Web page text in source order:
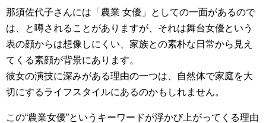
那須佐代子さんには「農業 女優」としての一面があるので
は、と噂されることがありますが、それは舞台女優という
表の顔からは想像しにくい、家族との素朴な日常から見え
てくる素顔が背景にあります。
彼女の演技に深みがある理由の一つは、自然体で家庭を大
切にするライフスタイルにあるのかもしれません。
この“農業女優”というキーワードが浮かび上がってくる理由